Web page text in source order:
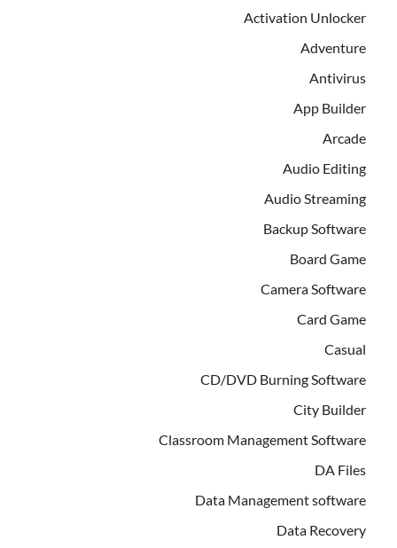
Activation Unlocker
Adventure
Antivirus
App Builder
Arcade
Audio Editing
Audio Streaming
Backup Software
Board Game
Camera Software
Card Game
Casual
CD/DVD Burning Software
City Builder
Classroom Management Software
DA Files
Data Management software
Data Recovery